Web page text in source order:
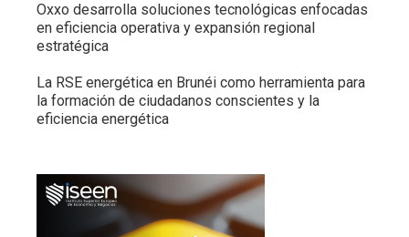
Oxxo desarrolla soluciones tecnológicas enfocadas
en eficiencia operativa y expansión regional
estratégica
La RSE energética en Brunéi como herramienta para
la formación de ciudadanos conscientes y la
eficiencia energética